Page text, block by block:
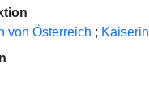
von Österreich ; Kaiserin